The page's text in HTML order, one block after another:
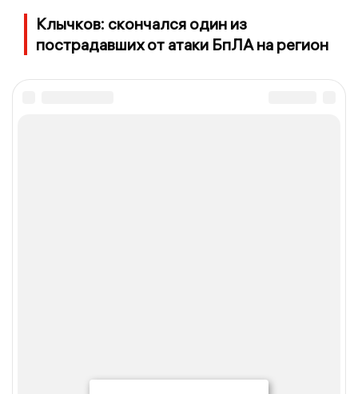
Клычков: скончался один из
пострадавших от атаки БпЛА на регион